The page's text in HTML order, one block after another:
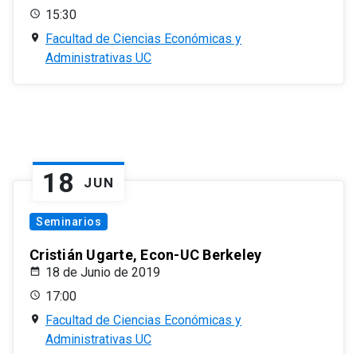
15:30
Facultad de Ciencias Económicas y
Administrativas UC
18 JUN
Seminarios
Cristián Ugarte, Econ-UC Berkeley
18 de Junio de 2019
17:00
Facultad de Ciencias Económicas y
Administrativas UC